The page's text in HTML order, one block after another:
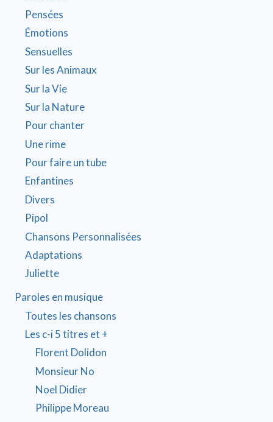
Pensées
Émotions
Sensuelles
Sur les Animaux
Sur la Vie
Sur la Nature
Pour chanter
Une rime
Pour faire un tube
Enfantines
Divers
Pipol
Chansons Personnalisées
Adaptations
Juliette
Paroles en musique
Toutes les chansons
Les c-i 5 titres et +
Florent Dolidon
Monsieur No
Noel Didier
Philippe Moreau